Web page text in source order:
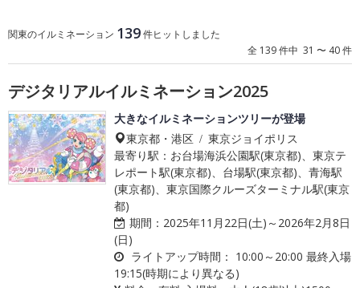
関東のイルミネーション 139件ヒットしました
全 139 件中 31 〜 40 件
デジタリアルイルミネーション2025
大きなイルミネーションツリーが登場
東京都・港区 / 東京ジョイポリス
最寄り駅：お台場海浜公園駅(東京都)、東京テ
レポート駅(東京都)、台場駅(東京都)、青海駅
(東京都)、東京国際クルーズターミナル駅(東京
都)
期間： 2025年11月22日(土)～2026年2月8日
(日)
ライトアップ時間： 10:00～20:00 最終入場
19:15(時期により異なる)